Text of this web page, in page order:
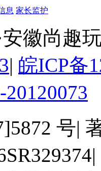
息 家长监护
徽尚趣
| 皖ICP备
号|
|